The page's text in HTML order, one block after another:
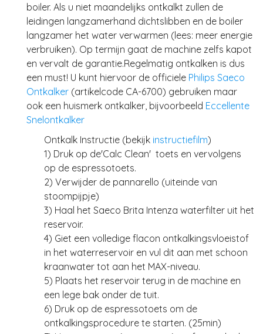
boiler. Als u niet maandelijks ontkalkt zullen de
leidingen langzamerhand dichtslibben en de boiler
langzamer het water verwarmen (lees: meer energie
verbruiken). Op termijn gaat de machine zelfs kapot
en vervalt de garantie.Regelmatig ontkalken is dus
een must! U kunt hiervoor de officiele Philips Saeco
Ontkalker (artikelcode CA-6700) gebruiken maar
ook een huismerk ontkalker, bijvoorbeeld Eccellente
Snelontkalker
Ontkalk Instructie (bekijk instructiefilm)
1) Druk op de'Calc Clean' toets en vervolgens
op de espressotoets.
2) Verwijder de pannarello (uiteinde van
stoompijpje)
3) Haal het Saeco Brita Intenza waterfilter uit het
reservoir.
4) Giet een volledige flacon ontkalkingsvloeistof
in het waterreservoir en vul dit aan met schoon
kraanwater tot aan het MAX-niveau.
5) Plaats het reservoir terug in de machine en
een lege bak onder de tuit.
6) Druk op de espressotoets om de
ontkalkingsprocedure te starten. (25min)